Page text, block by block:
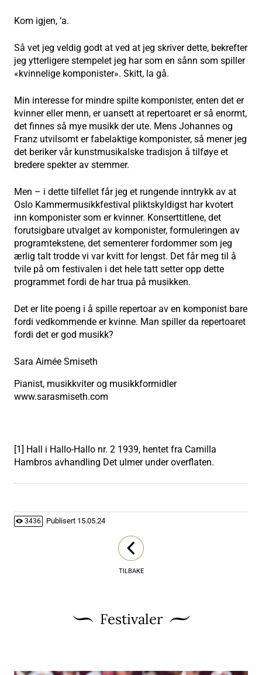
Kom igjen, ‘a.
Så vet jeg veldig godt at ved at jeg skriver dette, bekrefter
jeg ytterligere stempelet jeg har som en sånn som spiller
«kvinnelige komponister». Skitt, la gå.
Min interesse for mindre spilte komponister, enten det er
kvinner eller menn, er uansett at repertoaret er så enormt,
det finnes så mye musikk der ute. Mens Johannes og
Franz utvilsomt er fabelaktige komponister, så mener jeg
det beriker vår kunstmusikalske tradisjon å tilføye et
bredere spekter av stemmer.
Men – i dette tilfellet får jeg et rungende inntrykk av at
Oslo Kammermusikkfestival pliktskyldigst har kvotert
inn komponister som er kvinner. Konserttitlene, det
forutsigbare utvalget av komponister, formuleringen av
programtekstene, det sementerer fordommer som jeg
ærlig talt trodde vi var kvitt for lengst. Det får meg til å
tvile på om festivalen i det hele tatt setter opp dette
programmet fordi de har trua på musikken.
Det er lite poeng i å spille repertoar av en komponist bare
fordi vedkommende er kvinne. Man spiller da repertoaret
fordi det er god musikk?
Sara Aimée Smiseth
Pianist, musikkviter og musikkformidler
www.sarasmiseth.com
[1] Hall i Hallo-Hallo nr. 2 1939, hentet fra Camilla
Hambros avhandling Det ulmer under overflaten.
3436 Publisert 15.05.24
TILBAKE
Festivaler